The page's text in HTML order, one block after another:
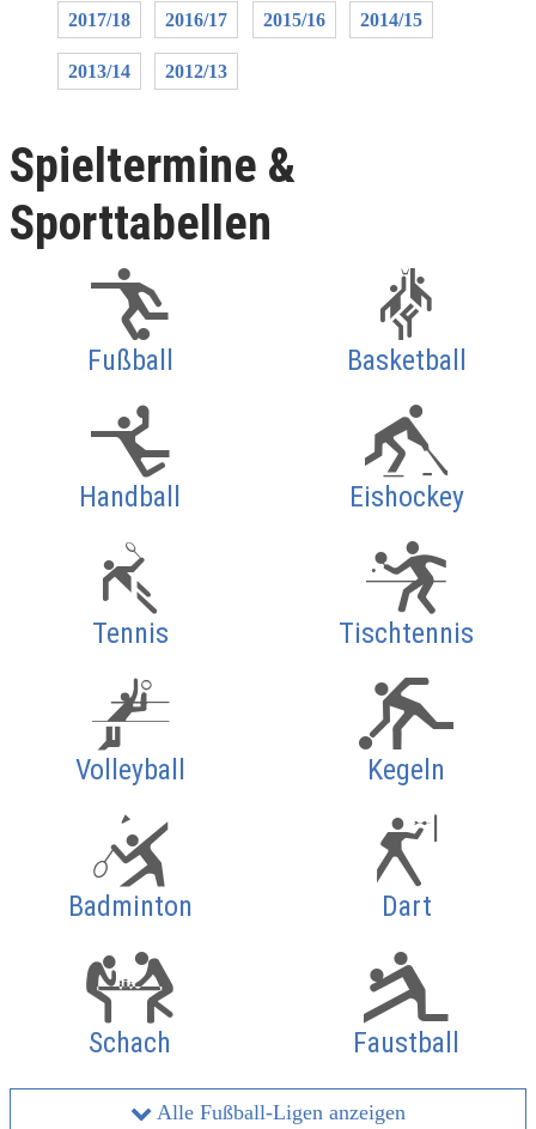
2017/18 2016/17 2015/16 2014/15
2013/14 2012/13
Spieltermine &
Sporttabellen
Fußball Basketball
Handball Eishockey
Tennis Tischtennis
Volleyball Kegeln
Badminton Dart
Schach Faustball
Alle Fußball-Ligen anzeigen